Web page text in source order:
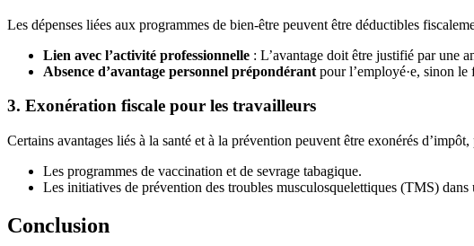
Les dépenses liées aux programmes de bien-être peuvent être déductibles
Lien avec l’activité professionnelle : L’avantage doit être justifié par une
Absence d’avantage personnel prépondérant pour l’employé·e, sinon
3. Exonération fiscale pour les travailleurs
Certains avantages liés à la santé et à la prévention peuvent être exonérés
Les programmes de vaccination et de sevrage tabagique.
Les initiatives de prévention des troubles musculosquelettiques (TMS) dans
Conclusion